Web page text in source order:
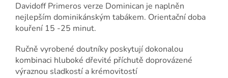
Davidoff Primeros verze Dominican je naplněn
nejlepším dominikánským tabákem. ​Orientační doba
kouření 15 -25 minut.
Ručně vyrobené doutníky poskytují dokonalou
kombinaci hluboké dřevité příchutě doprovázené
výraznou sladkostí a krémovitostí